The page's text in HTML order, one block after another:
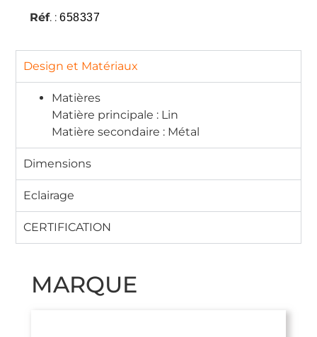
Réf. : 658337
Design et Matériaux
Matières
Matière principale : Lin
Matière secondaire : Métal
Dimensions
Eclairage
CERTIFICATION
MARQUE